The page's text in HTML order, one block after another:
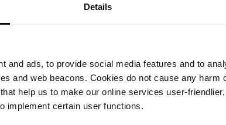
Details
and ads, to provide social media features and to
and web beacons. Cookies do not cause any harm
help us to make our online services user-
implement certain user functions.
for nybygg og